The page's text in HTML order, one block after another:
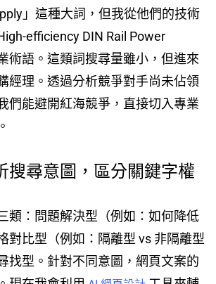
」這種大詞，但我從他們的技術
efficiency DIN Rail Power
術語。這類詞搜尋量雖小，但進來
經理。透過分析競爭對手尚未佔領
們能避開紅海競爭，直接切入專業
搜尋意圖，區分關鍵字權
類：問題解決型（例如：如何降低
對比型（例如：隔離型 vs 非隔離型
找型。針對不同意圖，網頁文案的